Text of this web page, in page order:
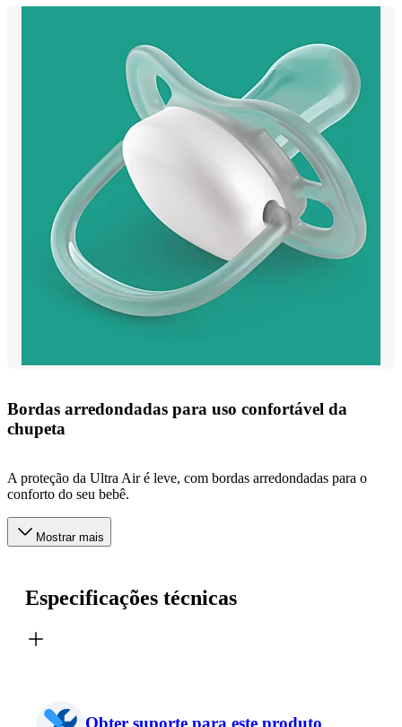
Bordas arredondadas para uso confortável da
chupeta
A proteção da Ultra Air é leve, com bordas arredondadas para o
conforto do seu bebê.
Mostrar mais
Especificações técnicas
Obter suporte para este produto